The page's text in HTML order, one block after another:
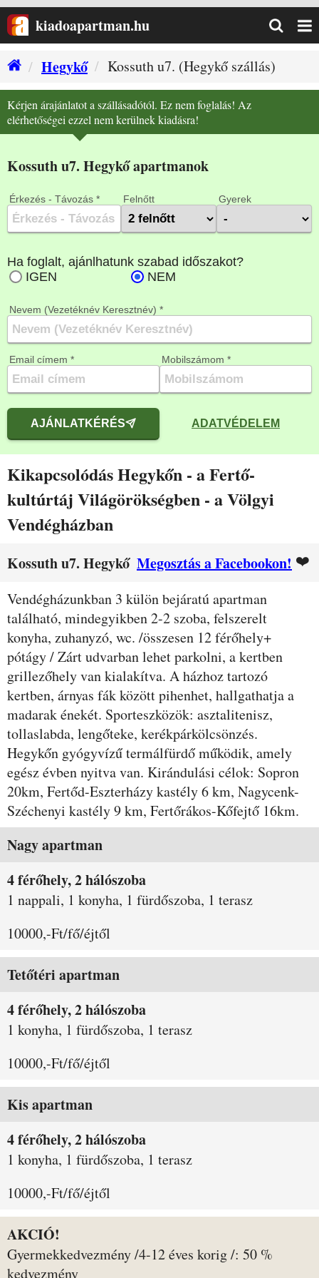
kiadoapartman.hu
Hegykő
Kossuth u7. (Hegykő szállás)
Kérjen árajánlatot a szállásadótól. Ez nem foglalás! Az
elérhetőségei ezzel nem kerülnek kiadásra!
Kossuth u7. Hegykő apartmanok
Érkezés - Távozás * Felnőtt Gyerek
Nevem (Vezetéknév Keresztnév) *
Email címem * Mobilszámom *
AJÁNLATKÉRÉS ADATVÉDELEM
Kikapcsolódás Hegykőn - a Fertő-
kultúrtáj Világörökségben - a Völgyi
Vendégházban
Kossuth u7. Hegykő Megosztás a Facebookon! ❤️
Leírás
Vendégházunkban 3 külön bejáratú apartman
található, mindegyikben 2-2 szoba, felszerelt
konyha, zuhanyzó, wc. /összesen 12 férőhely+
pótágy / Zárt udvarban lehet parkolni, a kertben
grillezőhely van kialakítva. A házhoz tartozó
kertben, árnyas fák között pihenhet, hallgathatja a
madarak énekét. Sporteszközök: asztalitenisz,
tollaslabda, lengőteke, kerékpárkölcsönzés.
Hegykőn gyógyvízű termálfürdő működik, amely
egész évben nyitva van. Kirándulási célok: Sopron
20km, Fertőd-Eszterházy kastély 6 km, Nagycenk-
Széchenyi kastély 9 km, Fertőrákos-Kőfejtő 16km.
Szobák és árak
Nagy apartman
4 férőhely, 2 hálószoba
1 nappali, 1 konyha, 1 fürdőszoba, 1 terasz
10000,-Ft/fő/éjtől
Tetőtéri apartman
4 férőhely, 2 hálószoba
1 konyha, 1 fürdőszoba, 1 terasz
10000,-Ft/fő/éjtől
Kis apartman
4 férőhely, 2 hálószoba
1 konyha, 1 fürdőszoba, 1 terasz
10000,-Ft/fő/éjtől
AKCIÓ!
Gyermekkedvezmény /4-12 éves korig /: 50 %
kedvezmény